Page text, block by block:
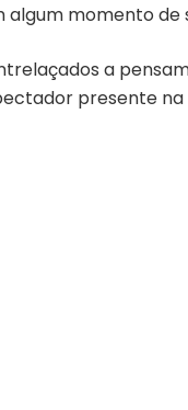
momento de
a
presente